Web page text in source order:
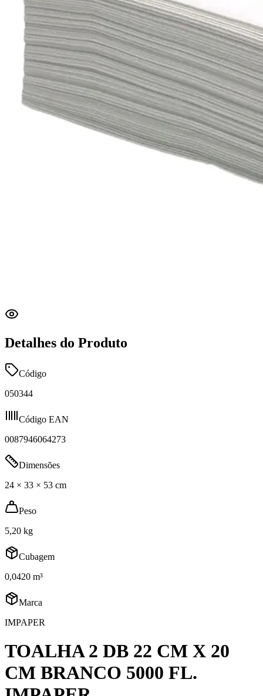
Detalhes do Produto
Código
050344
Código EAN
0087946064273
Dimensões
24 × 33 × 53 cm
Peso
5,20 kg
Cubagem
0,0420 m³
Marca
IMPAPER
TOALHA 2 DB 22 CM X 20
CM BRANCO 5000 FL.